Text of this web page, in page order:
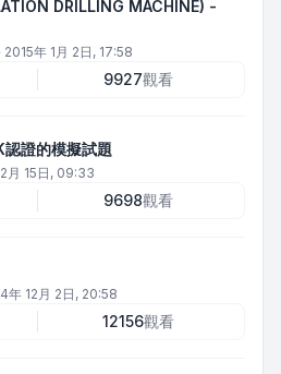
DRILLING MACHINE) -
2015年 1月 2日, 17:58
9927觀看
證的模擬試題
月 15日, 09:33
9698觀看
年 12月 2日, 20:58
12156觀看